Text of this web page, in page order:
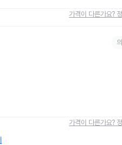
가격이 다른가요?
가격이 다른가요?